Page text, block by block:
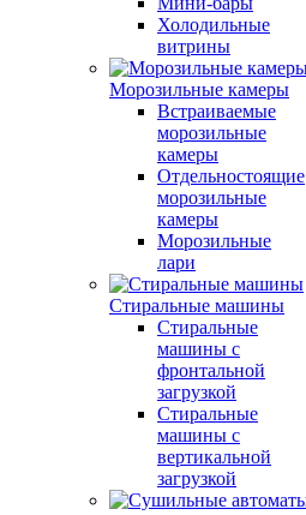
Холодильные
витрины
Морозильные камеры
Встраиваемые
морозильные
камеры
Отдельностоящие
морозильные
камеры
Морозильные
лари
Стиральные машины
Стиральные
машины с
фронтальной
загрузкой
Стиральные
машины с
вертикальной
загрузкой